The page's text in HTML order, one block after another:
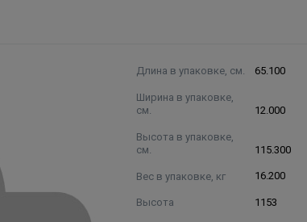
Длина в упаковке, см. 65.100
Ширина в упаковке,
см.
12.000
Высота в упаковке,
см.
115.300
Вес в упаковке, кг 16.200
Высота 1153